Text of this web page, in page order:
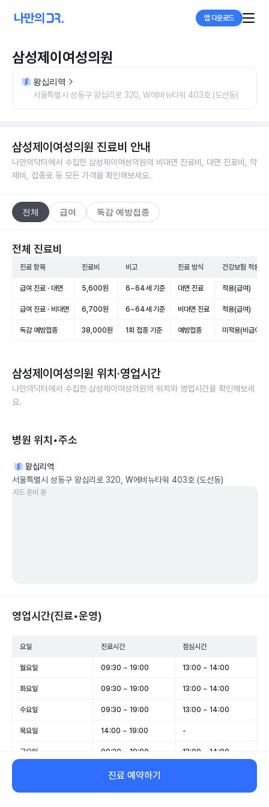
앱 다운로드
삼성제이여성의원
왕십리역
서울특별시 성동구 왕십리로 320, W에비뉴타워 403호 (도선동)
삼성제이여성의원 진료비 안내
나만의닥터에서 수집한 삼성제이여성의원의 비대면 진료비, 대면 진료비, 약
제비, 접종료 등 모든 가격을 확인해보세요.
전체 급여 독감 예방접종
전체 진료비
진료 항목 진료비 비고 진료 방식 건강보험 적용
급여 진료 · 대면 5,600원 6~64세 기준 대면 진료 적용(급여)
급여 진료 · 비대면 6,700원 6~64세 기준 비대면 진료 적용(급여)
독감 예방접종 38,000원 1회 접종 기준 예방접종 미적용(비급여)
삼성제이여성의원 위치·영업시간
나만의닥터에서 수집한 삼성제이여성의원의 위치와 영업시간을 확인해보세
요.
병원 위치•주소
왕십리역
서울특별시 성동구 왕십리로 320, W에비뉴타워 403호 (도선동)
지도 준비 중
영업시간(진료•운영)
요일 진료시간 점심시간
월요일 09:30 ~ 19:00 13:00 ~ 14:00
화요일 09:30 ~ 19:00 13:00 ~ 14:00
수요일 09:30 ~ 19:00 13:00 ~ 14:00
목요일 14:00 ~ 19:00 -
금요일 09:30 ~ 19:00 13:00 ~ 14:00
09:00 ~ 14:00
일요일 휴무 -
진료 예약하기